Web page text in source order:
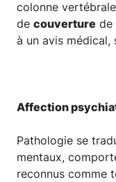
colonne
de couverture de
à un avis
Affection
Pathologie se
mentaux,
reconnus comme